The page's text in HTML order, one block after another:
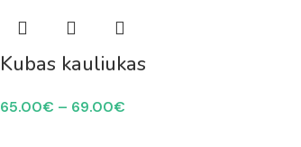
Kubas kauliukas
65.00€ – 69.00€